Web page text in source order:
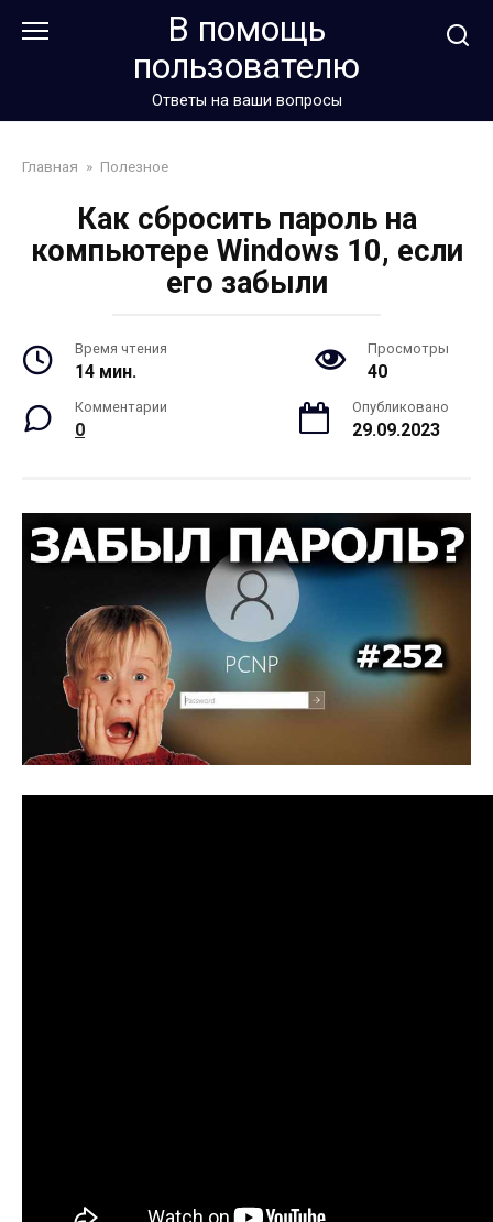
В помощь
пользователю
Ответы на ваши вопросы
Главная » Полезное
Как сбросить пароль на
компьютере Windows 10, если
его забыли
Время чтения
14 мин.
Просмотры
40
Комментарии
0
Опубликовано
29.09.2023